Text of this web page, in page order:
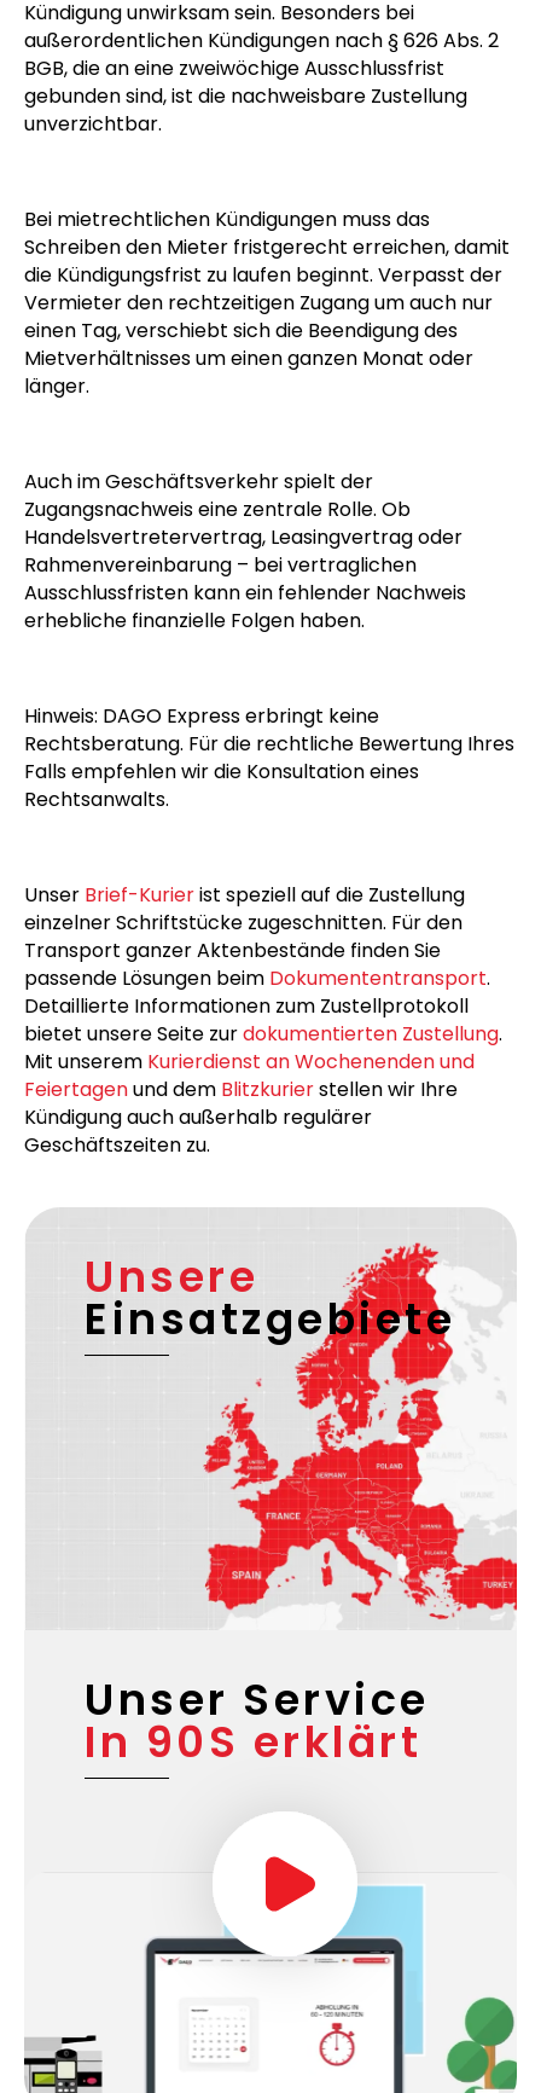
Kündigung unwirksam sein. Besonders bei
außerordentlichen Kündigungen nach § 626 Abs. 2
BGB, die an eine zweiwöchige Ausschlussfrist
gebunden sind, ist die nachweisbare Zustellung
unverzichtbar.
Bei mietrechtlichen Kündigungen muss das
Schreiben den Mieter fristgerecht erreichen, damit
die Kündigungsfrist zu laufen beginnt. Verpasst der
Vermieter den rechtzeitigen Zugang um auch nur
einen Tag, verschiebt sich die Beendigung des
Mietverhältnisses um einen ganzen Monat oder
länger.
Auch im Geschäftsverkehr spielt der
Zugangsnachweis eine zentrale Rolle. Ob
Handelsvertretervertrag, Leasingvertrag oder
Rahmenvereinbarung – bei vertraglichen
Ausschlussfristen kann ein fehlender Nachweis
erhebliche finanzielle Folgen haben.
Hinweis: DAGO Express erbringt keine
Rechtsberatung. Für die rechtliche Bewertung Ihres
Falls empfehlen wir die Konsultation eines
Rechtsanwalts.
Unser Brief-Kurierist speziell auf die Zustellung
einzelner Schriftstücke zugeschnitten. Für den
Transport ganzer Aktenbestände finden Sie
passende Lösungen beim Dokumententransport.
Detaillierte Informationen zum Zustellprotokoll
bietet unsere Seite zurdokumentierten Zustellung.
Mit unserem Kurierdienst an Wochenenden und
Feiertagenund dem Blitzkurierstellen wir Ihre
Kündigung auch außerhalb regulärer
Geschäftszeiten zu.
Unsere
Einsatzgebiete
Unser Service
In 90S erklärt